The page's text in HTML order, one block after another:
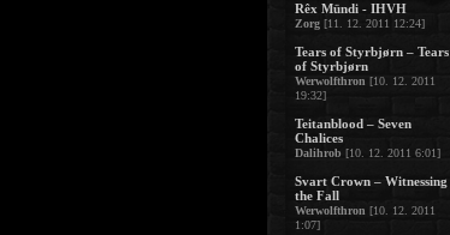
Rêx Mündi - IHVH
Zorg [11. 12. 2011 12:24]
Tears of Styrbjørn – Tears
of Styrbjørn
Werwolfthron [10. 12. 2011
19:32]
Teitanblood – Seven
Chalices
Dalihrob [10. 12. 2011 6:01]
Svart Crown – Witnessing
the Fall
Werwolfthron [10. 12. 2011
1:07]